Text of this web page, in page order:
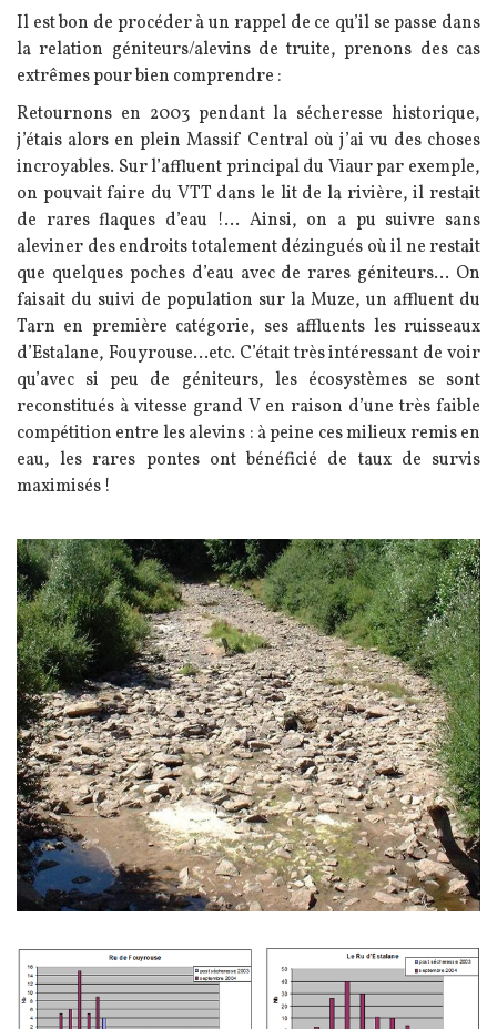
Il est bon de procéder à un rappel de ce qu’il se passe dans
la relation géniteurs/alevins de truite, prenons des cas
extrêmes pour bien comprendre :
Retournons en 2003 pendant la sécheresse historique,
j’étais alors en plein Massif Central où j’ai vu des choses
incroyables. Sur l’affluent principal du Viaur par exemple,
on pouvait faire du VTT dans le lit de la rivière, il restait
de rares flaques d’eau !… Ainsi, on a pu suivre sans
aleviner des endroits totalement dézingués où il ne restait
que quelques poches d’eau avec de rares géniteurs... On
faisait du suivi de population sur la Muze, un affluent du
Tarn en première catégorie, ses affluents les ruisseaux
d’Estalane, Fouyrouse…etc. C’était très intéressant de voir
qu’avec si peu de géniteurs, les écosystèmes se sont
reconstitués à vitesse grand V en raison d’une très faible
compétition entre les alevins : à peine ces milieux remis en
eau, les rares pontes ont bénéficié de taux de survis
maximisés !
Image
Image